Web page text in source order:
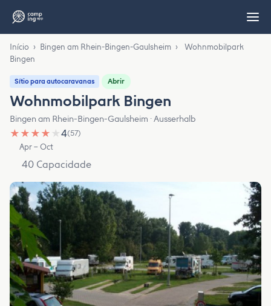
Início › Bingen am Rhein-Bingen-Gaulsheim ›
Wohnmobilpark
Bingen
Sítio para autocaravanas Abrir
Wohnmobilpark Bingen
Bingen am Rhein-Bingen-Gaulsheim · Ausserhalb
★ ★ ★ ★ ★4(57)
Apr – Oct
40 Capacidade